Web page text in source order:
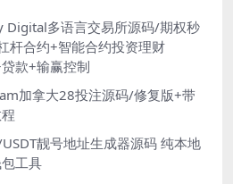
Digital多语言交易所源码/期权秒
杆合约+智能合约投资理财
款+输赢控制
加拿大28投注源码/修复版+带
靓号地址生成器源码 纯本地
工具